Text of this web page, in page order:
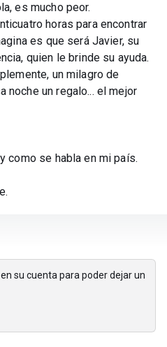
es mucho peor.
horas para encontrar
es que será Javier, su
quien le brinde su ayuda.
un milagro de
noche un regalo... el mejor
como se habla en mi país.
su cuenta para poder dejar un